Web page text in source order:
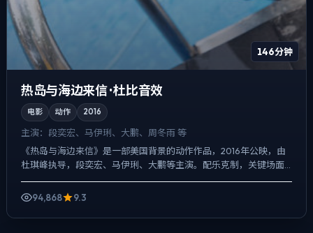
146分钟
热岛与海边来信 · 杜比音效
电影 动作 2016
主演： 段奕宏、马伊琍、大鹏、周冬雨 等
《热岛与海边来信》是一部美国背景的动作作品，2016年公映，由
杜琪峰执导，段奕宏、马伊琍、大鹏等主演。配乐克制，关键场面
94,868
9.3